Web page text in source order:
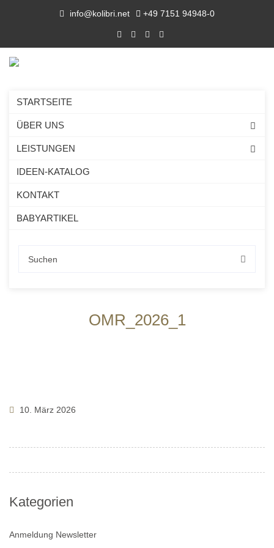
info@kolibri.net +49 7151 94948-0
STARTSEITE
ÜBER UNS
LEISTUNGEN
IDEEN-KATALOG
KONTAKT
BABYARTIKEL
OMR_2026_1
10. März 2026
Kategorien
Anmeldung Newsletter